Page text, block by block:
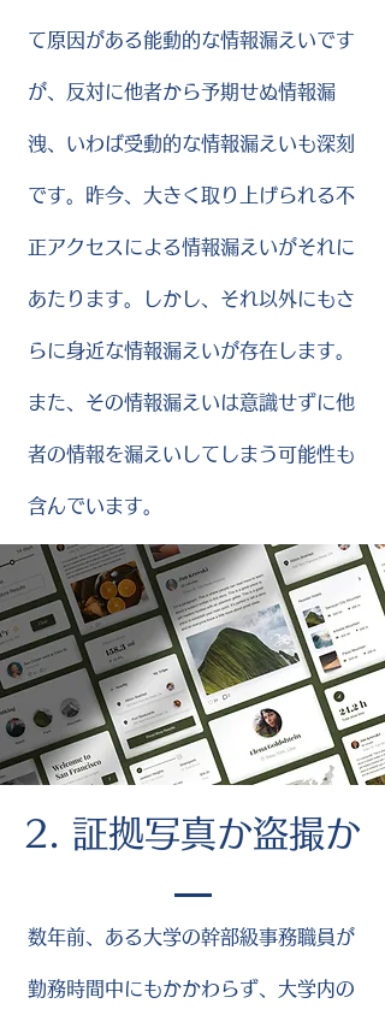
て原因がある能動的な情報漏えいです
が、反対に他者から予期せぬ情報漏
洩、いわば受動的な情報漏えいも深刻
です。昨今、大きく取り上げられる不
正アクセスによる情報漏えいがそれに
あたります。しかし、それ以外にもさ
らに身近な情報漏えいが存在します。
また、その情報漏えいは意識せずに他
者の情報を漏えいしてしまう可能性も
含んでいます。
2. 証拠写真か盗撮か
数年前、ある大学の幹部級事務職員が
勤務時間中にもかかわらず、大学内の